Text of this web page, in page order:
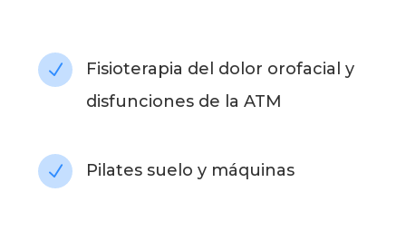
N
Fisioterapia del dolor orofacial y
disfunciones de la ATM
N Pilates suelo y máquinas